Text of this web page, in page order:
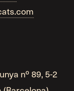
nº 89, 5-2